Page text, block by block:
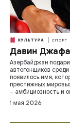
КУЛЬТУРА СПОРТ
Давин
Азербайджан
автогонщиков
появилось имя,
престижных
– амбициозность и
1 мая 2026